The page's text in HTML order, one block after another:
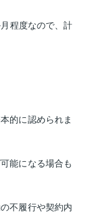
程度なので、計
的に認められま
能になる場合も
不履行や契約内